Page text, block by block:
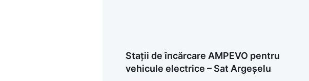
Stații de încărcare AMPEVO pentru
vehicule electrice – Sat Argeșelu